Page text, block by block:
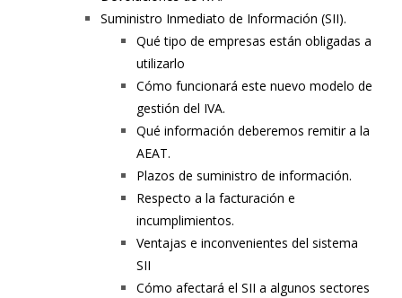
Suministro Inmediato de Información (SII).
Qué tipo de empresas están obligadas a
utilizarlo
Cómo funcionará este nuevo modelo de
gestión del IVA.
Qué información deberemos remitir a la
AEAT.
Plazos de suministro de información.
Respecto a la facturación e
incumplimientos.
Ventajas e inconvenientes del sistema
SII
Cómo afectará el SII a algunos sectores